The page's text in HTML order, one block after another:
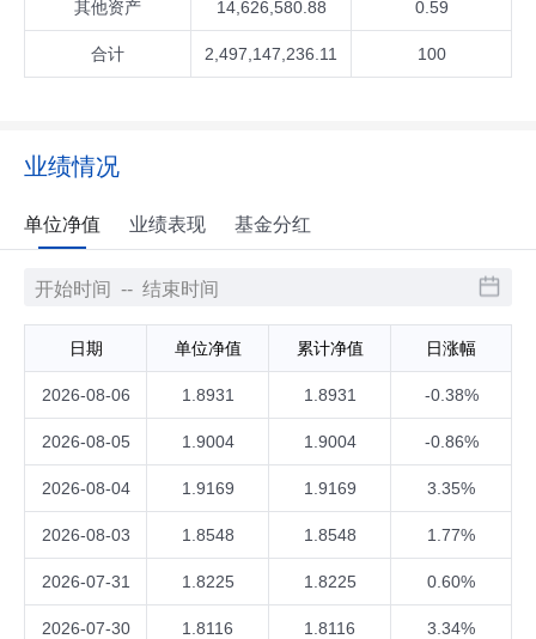
其他资产 14,626,580.88 0.59
合计 2,497,147,236.11 100
业绩情况
单位净值 业绩表现 基金分红
日期 单位净值 累计净值 日涨幅
2026-08-06 1.8931 1.8931 -0.38%
2026-08-05 1.9004 1.9004 -0.86%
2026-08-04 1.9169 1.9169 3.35%
2026-08-03 1.8548 1.8548 1.77%
2026-07-31 1.8225 1.8225 0.60%
2026-07-30 1.8116 1.8116 3.34%